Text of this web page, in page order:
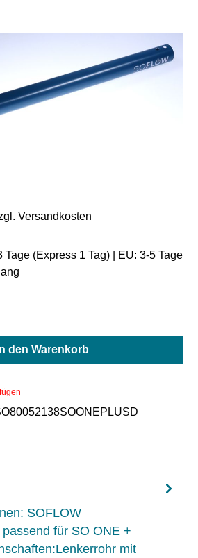
Versandkosten
Tage (Express 1 Tag) | EU: 3-5 Tage
Gib den gewünschten
In den Warenkorb
SOFLOW
für SO ONE +
mit